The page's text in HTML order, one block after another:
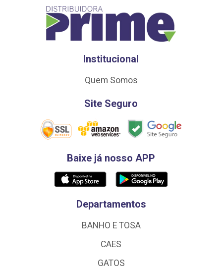
Institucional
Quem Somos
Site Seguro
Baixe já nosso APP
Departamentos
BANHO E TOSA
CAES
GATOS